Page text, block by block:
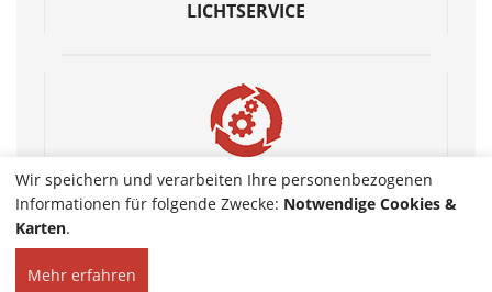
LICHTSERVICE
GETRIEBESPÜLUNG
Wir speichern und verarbeiten Ihre personenbezogenen
Informationen für folgende Zwecke: Notwendige Cookies &
Karten.
Mehr erfahren